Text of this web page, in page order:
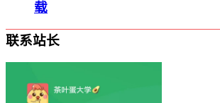
载
联系站长